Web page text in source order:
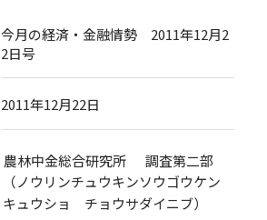
今月の経済・金融情勢 2011年12月2
2日号
2011年12月22日
農林中金総合研究所 調査第二部
（ノウリンチュウキンソウゴウケン
キュウショ チョウサダイニブ）